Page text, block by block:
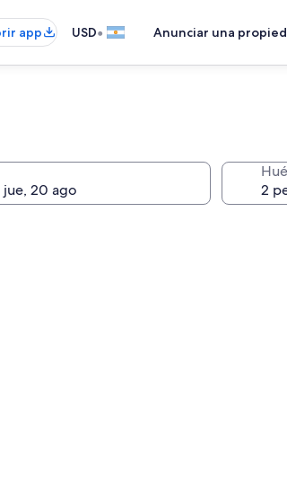
app USD• Anunciar una